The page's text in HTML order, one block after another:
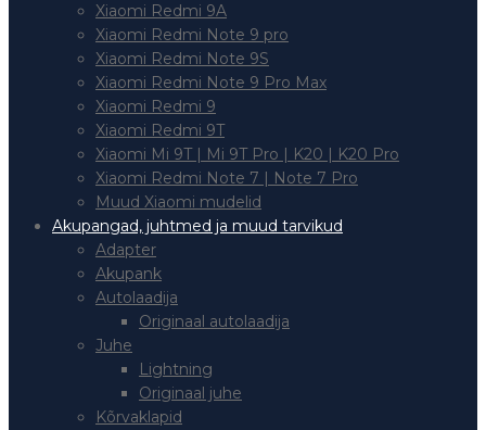
Xiaomi Redmi 9A
Xiaomi Redmi Note 9 pro
Xiaomi Redmi Note 9S
Xiaomi Redmi Note 9 Pro Max
Xiaomi Redmi 9
Xiaomi Redmi 9T
Xiaomi Mi 9T | Mi 9T Pro | K20 | K20 Pro
Xiaomi Redmi Note 7 | Note 7 Pro
Muud Xiaomi mudelid
Akupangad, juhtmed ja muud tarvikud
Adapter
Akupank
Autolaadija
Originaal autolaadija
Juhe
Lightning
Originaal juhe
Kõrvaklapid